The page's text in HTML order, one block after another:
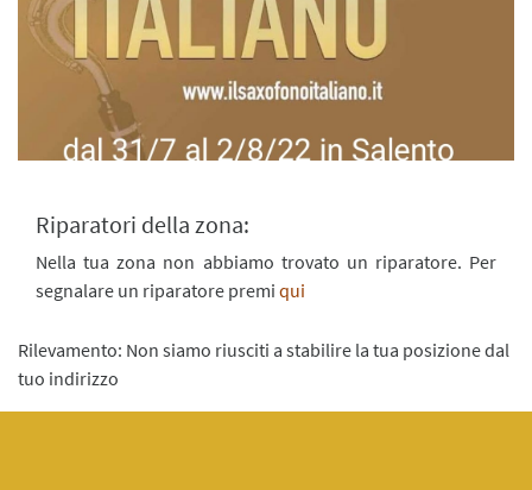
Riparatori della zona:
Nella tua zona non abbiamo trovato un riparatore. Per
segnalare un riparatore premi qui
Rilevamento: Non siamo riusciti a stabilire la tua posizione dal
tuo indirizzo